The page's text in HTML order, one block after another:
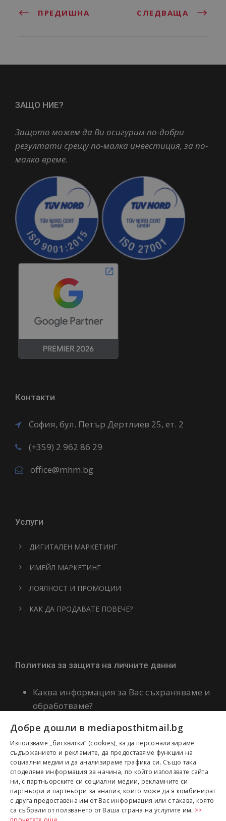
ПРЕДИШНА СЛЕДВАЩА
ЗАЩО НИЕ?
Защото можем да Ви осигурим по-добри
резултати срещу по-малка инвестиция, за по-
малко време.
Контакти
София, бул. Петър Дертлиев 25, ет. 2
(+359) 2 962 86 29
office@mhm.bg
Услуги
ДИГИТАЛЕН МАРКЕТИНГ
ИМЕЙЛ МАРКЕТИНГ
ЛОЯЛНОСТ И ПРОМОЦИИ
КАК ДА ПРОДАВАТЕ ПОВЕЧЕ?
Политика за защита на личните данни
Каква информация за Вас съхраняваме и
обработваме?
Декларация за политиката ни по
качество и сигурност на информацията
Добре дошли в mediaposthitmail.bg
Използваме „бисквитки“ (cookies), за да персонализираме
съдържанието и рекламите, да предоставяме функции на
социални медии и да анализираме трафика си. Също така
споделяме информация за начина, по който използвате сайта
ни, с партньорските си социални медии, рекламните си
партньори и партньори за анализ, които може да я комбинират
с друга предоставена им от Вас информация или с такава, която
са събрали от ползването от Ваша страна на услугите им. >>